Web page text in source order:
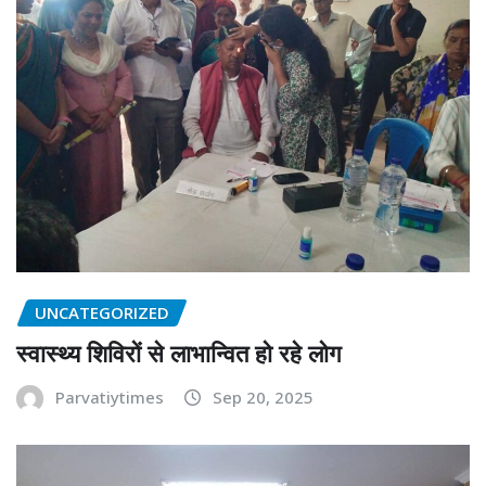
UNCATEGORIZED
स्वास्थ्य शिविरों से लाभान्वित हो रहे लोग
Parvatiytimes Sep 20, 2025